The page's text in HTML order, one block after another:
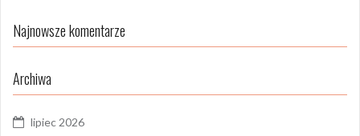
Najnowsze komentarze
Archiwa
lipiec 2026